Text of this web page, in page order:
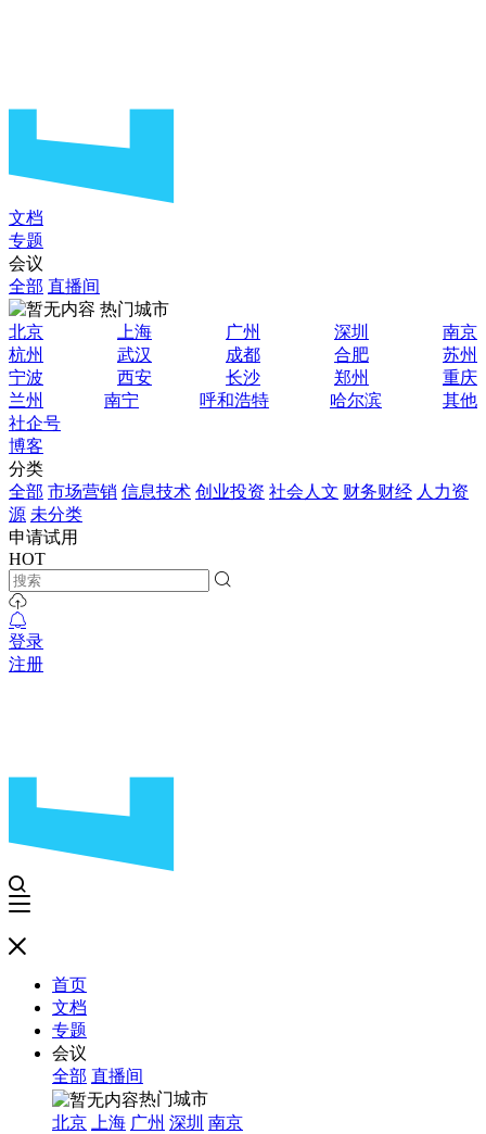
文档
专题
会议
全部 直播间
热门城市
北京
上海 广州 深圳
南京
杭州
武汉 成都 合肥
苏州
宁波
西安 长沙 郑州
重庆
兰州
南宁 呼和浩特 哈尔滨
其他
社企号
博客
分类
全部 市场营销 信息技术 创业投资 社会人文 财务财经 人力资
源 未分类
申请试用
HOT
登录
注册
首页
文档
专题
会议
全部 直播间
热门城市
北京
上海 广州 深圳 南京